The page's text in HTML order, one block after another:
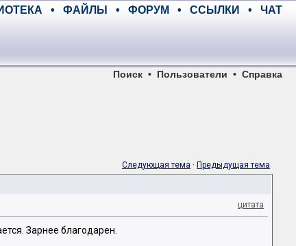
• ФАЙЛЫ • ФОРУМ • ССЫЛКИ • ЧАТ
Поиск • Пользователи • Справка
Следующая тема · Предыдущая тема
цитата
Зарнее благодарен.